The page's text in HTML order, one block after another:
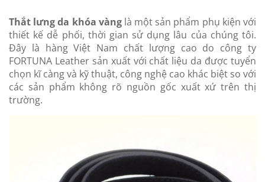
Thắt lưng da khóa vànglà một sản phẩm phụ kiện với
thiết kế dễ phối, thời gian sử dụng lâu của chúng tôi.
Đây là hàng Việt Nam chất lượng cao do công ty
FORTUNA Leather sản xuất với chất liệu da được tuyển
chọn kĩ càng và kỹ thuật, công nghệ cao khác biệt so với
các sản phẩm không rõ nguồn gốc xuất xứ trên thị
trường.